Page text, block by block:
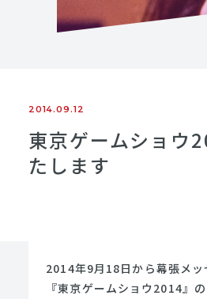
2014.09.12
東京ゲームショウ
たします
2014年9月18日から幕張メッ
『東京ゲームショウ2014』